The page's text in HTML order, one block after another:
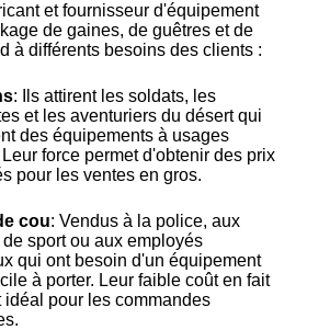
et fournisseur d'équipement
de gaines, de guêtres et de
à différents besoins des clients :
: Ils attirent les soldats, les
et les aventuriers du désert qui
des équipements à usages
force permet d'obtenir des prix
pour les ventes en gros.
cou: Vendus à la police, aux
sport ou aux employés
qui ont besoin d'un équipement
à porter. Leur faible coût en fait
idéal pour les commandes